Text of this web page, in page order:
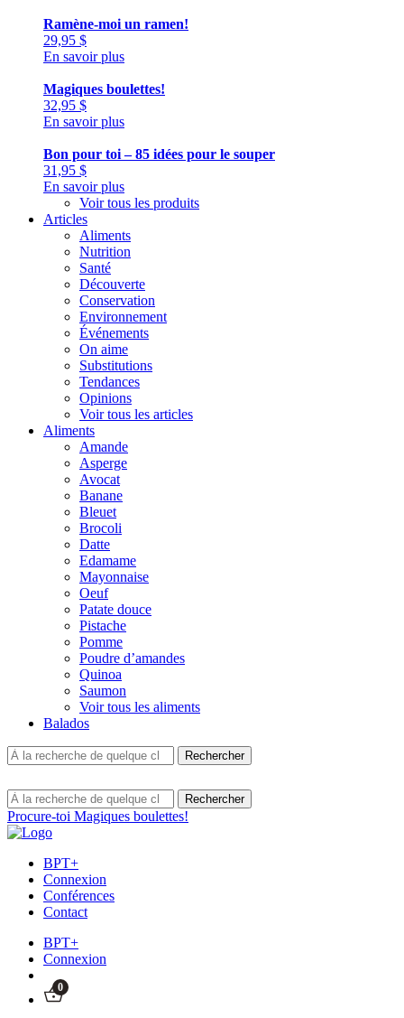
Ramène-moi un ramen!
29,95 $
En savoir plus
Magiques boulettes!
32,95 $
En savoir plus
Bon pour toi – 85 idées pour le souper
31,95 $
En savoir plus
Voir tous les produits
Articles
Aliments
Nutrition
Santé
Découverte
Conservation
Environnement
Événements
On aime
Substitutions
Tendances
Opinions
Voir tous les articles
Aliments
Amande
Asperge
Avocat
Banane
Bleuet
Brocoli
Datte
Edamame
Mayonnaise
Oeuf
Patate douce
Pistache
Pomme
Poudre d’amandes
Quinoa
Saumon
Voir tous les aliments
Balados
Procure-toi Magiques boulettes!
BPT+
Connexion
Conférences
Contact
BPT+
Connexion
0